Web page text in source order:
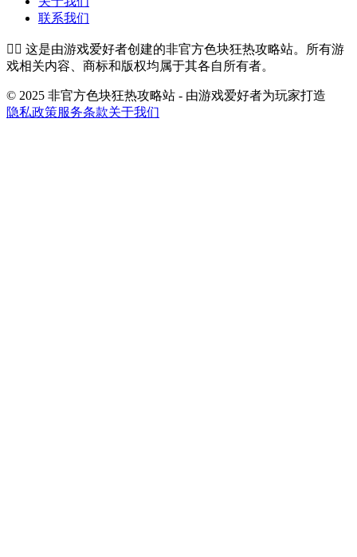
联系我们
👉🏻 这是由游戏爱好者创建的非官方色块狂热攻略站。所有游
戏相关内容、商标和版权均属于其各自所有者。
© 2025 非官方色块狂热攻略站 - 由游戏爱好者为玩家打造
隐私政策服务条款关于我们